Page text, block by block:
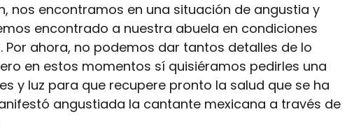
nos encontramos en una situación de angustia y
encontrado a nuestra abuela en condiciones
ahora, no podemos dar tantos detalles de lo
en estos momentos sí quisiéramos pedirles una
y luz para que recupere pronto la salud que se ha
angustiada la cantante mexicana a través de